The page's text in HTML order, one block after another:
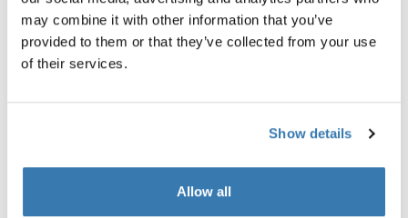
may combine it with other information that you’ve
provided to them or that they’ve collected from your use
of their services.
Show details
Allow all
Toggle features
Todas las características
Toggle techspec
Especificaciones técnicas
Instrucciones